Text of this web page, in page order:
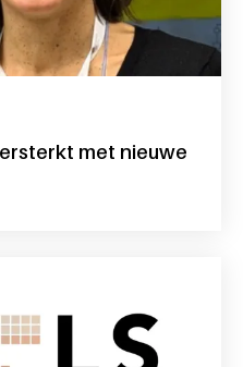
met nieuwe
versterkt met